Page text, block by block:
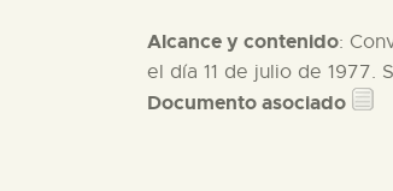
Alcance y contenido:
el día 11 de julio de 1977.
Documento asociado